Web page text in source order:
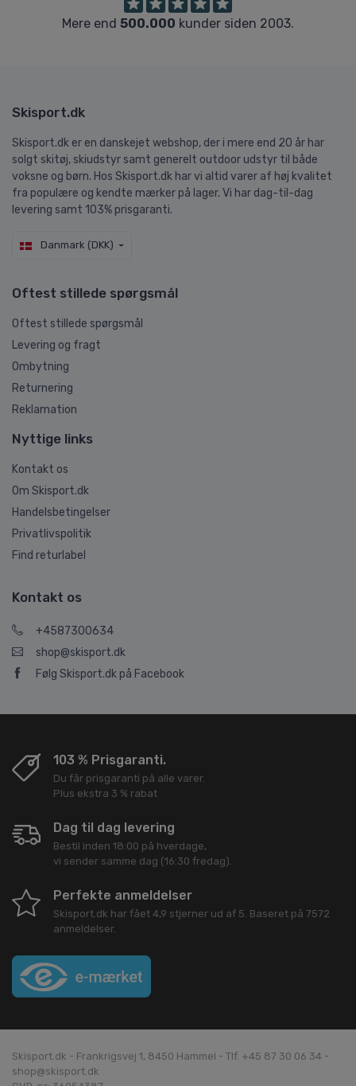
Mere end 500.000 kunder siden 2003.
Skisport.dk
Skisport.dk er en danskejet webshop, der i mere end 20 år har
solgt skitøj, skiudstyr samt generelt outdoor udstyr til både
voksne og børn. Hos Skisport.dk har vi altid varer af høj kvalitet
fra populære og kendte mærker på lager. Vi har dag-til-dag
levering samt 103% prisgaranti.
Danmark (DKK)
Oftest stillede spørgsmål
Oftest stillede spørgsmål
Levering og fragt
Ombytning
Returnering
Reklamation
Nyttige links
Kontakt os
Om Skisport.dk
Handelsbetingelser
Privatlivspolitik
Find returlabel
Kontakt os
+4587300634
shop@skisport.dk
Følg Skisport.dk på Facebook
103 % Prisgaranti.
Du får prisgaranti på alle varer.
Plus ekstra 3 % rabat
Dag til dag levering
Bestil inden 18:00 på hverdage,
vi sender samme dag (16:30 fredag).
Perfekte anmeldelser
Skisport.dk har fået 4,9 stjerner ud af 5. Baseret på 7572
anmeldelser.
Skisport.dk - Frankrigsvej 1, 8450 Hammel - Tlf. +45 87 30 06 34 -
shop@skisport.dk